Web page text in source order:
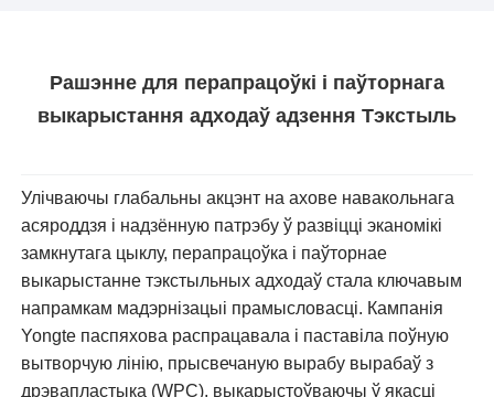
Рашэнне для перапрацоўкі і паўторнага
выкарыстання адходаў адзення Тэкстыль
Улічваючы глабальны акцэнт на ахове навакольнага
асяроддзя і надзённую патрэбу ў развіцці эканомікі
замкнутага цыклу, перапрацоўка і паўторнае
выкарыстанне тэкстыльных адходаў стала ключавым
напрамкам мадэрнізацыі прамысловасці. Кампанія
Yongte паспяхова распрацавала і паставіла поўную
вытворчую лінію, прысвечаную вырабу вырабаў з
дрэвапластыка (WPC), выкарыстоўваючы ў якасці